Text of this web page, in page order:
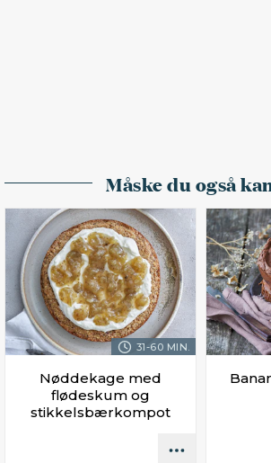
Måske du også
31-60 MIN.
Nøddekage med
flødeskum og
stikkelsbærkompot